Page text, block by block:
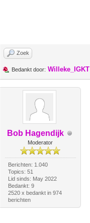
Zoek
Bedankt door: Willeke_IGKT
Bob Hagendijk
Moderator
Berichten: 1.040
Topics: 51
Lid sinds: May 2022
Bedankt: 9
2520 x bedankt in 974
berichten